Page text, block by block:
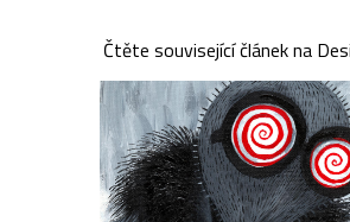
Čtěte související článek na